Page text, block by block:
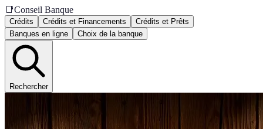
📑Conseil Banque
Crédits Crédits et Financements
Crédits et Prêts
Banques en ligne
Choix de la banque
Rechercher